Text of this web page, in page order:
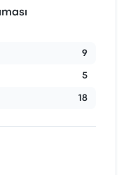
9
5
18